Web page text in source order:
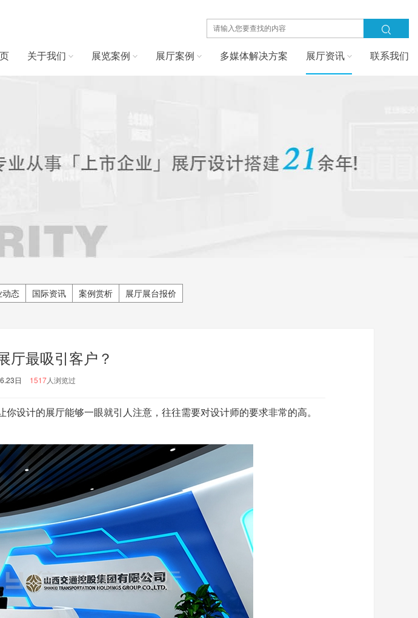
关于我们 展览案例 展厅案例 多媒体解决方案 展厅资讯 联系我们
动态 国际资讯 案例赏析 展厅展台报价
厅最吸引客户？
日 1517人浏览过
设计的展厅能够一眼就引人注意，往往需要对设计师的要求非常的高。